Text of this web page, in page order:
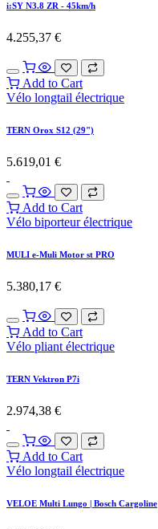
i:SY N3.8 ZR - 45km/h
4.255,37 €
Add to Cart
Vélo longtail électrique
TERN Orox S12 (29")
5.619,01 €
Add to Cart
Vélo biporteur électrique
MULI e-Muli Motor st PRO
5.380,17 €
Add to Cart
Vélo pliant électrique
TERN Vektron P7i
2.974,38 €
Add to Cart
Vélo longtail électrique
VELOE Multi Lungo | Bosch Cargoline